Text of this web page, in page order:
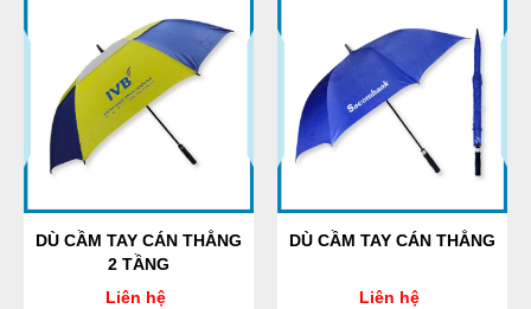
DÙ CẦM TAY CÁN THẲNG
2 TẦNG
Liên hệ
DÙ CẦM TAY CÁN THẲNG
Liên hệ